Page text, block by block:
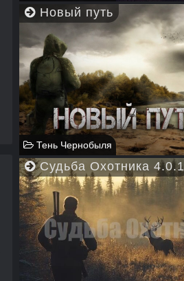
Новый путь
Тень Чернобыля
Судьба Охотника 4.0.1